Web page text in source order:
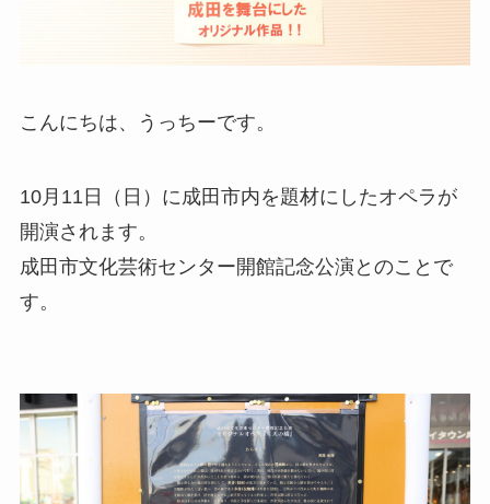
こんにちは、うっちーです。
10月11日（日）に成田市内を題材にしたオペラが
開演されます。
成田市文化芸術センター開館記念公演とのことで
す。